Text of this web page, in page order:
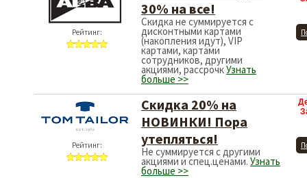
Рейтинг:
30% на все!
Скидка не суммируется с
дисконтными картами
(накопления идут), VIP
картами, картами
сотрудников, другими
акциями, рассрочкУзнать
больше >>
Рейтинг:
Скидка 20% на
НОВИНКИ! Пора
утепляться!
Не суммируется с другими
акциями и спец.ценами. Узнать
больше >>